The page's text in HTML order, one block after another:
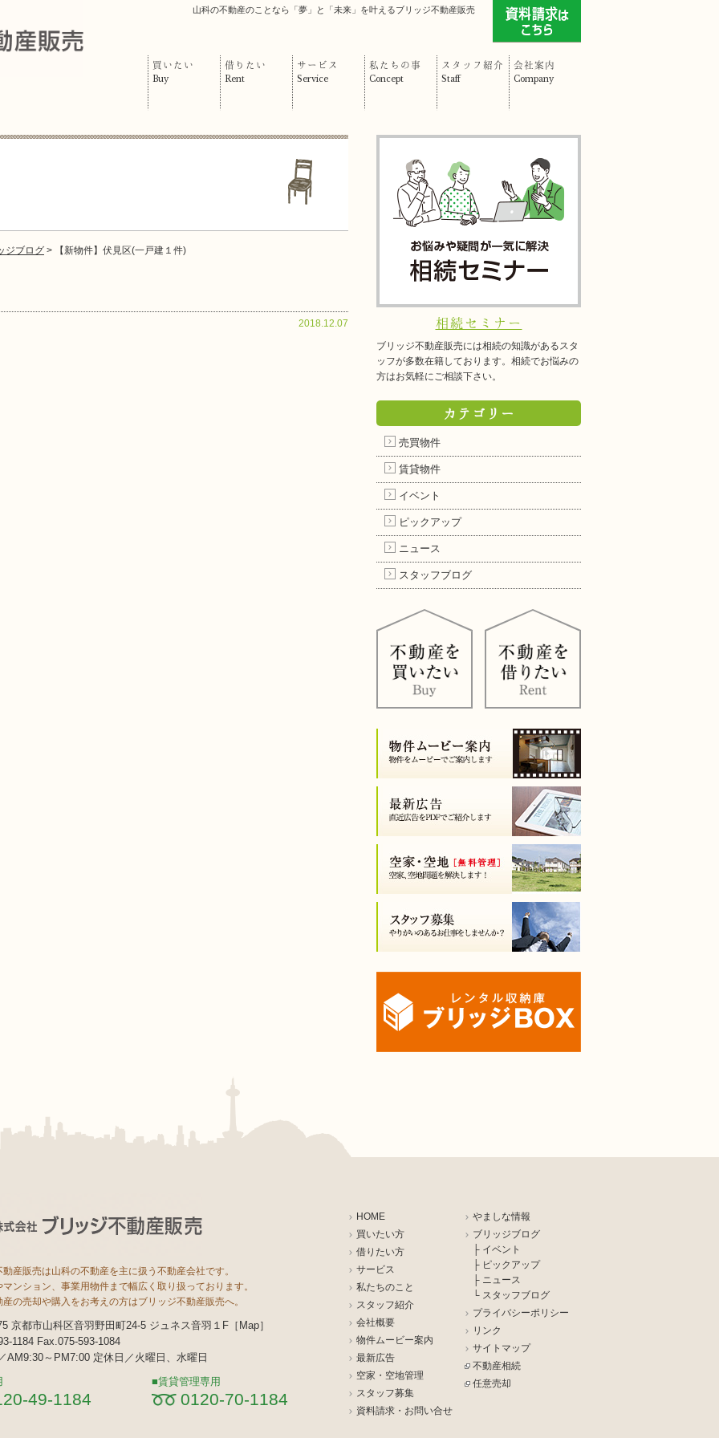
山科の不動産のことなら「夢」と「未来」を叶えるブリッジ不動産販売
買いたい
Buy
借りたい
Rent
サービス
Service
私たちの事
Concept
スタッフ紹介
Staff
会社案内
Company
ジブログ > 【新物件】伏見区(一戸建１件)
2018.12.07 相続セミナー
ブリッジ不動産販売には相続の知識があるスタ
ッフが多数在籍しております。相続でお悩みの
方はお気軽にご相談下さい。
カテゴリー
売買物件
賃貸物件
イベント
ピックアップ
ニュース
スタッフブログ
動産販売は山科の不動産を主に扱う不動産会社です。
ンション、事業用物件まで幅広く取り扱っております。
産の売却や購入をお考えの方はブリッジ不動産販売へ。
京都市山科区音羽野田町24-5 ジュネス音羽１F［ Map］
1184 Fax.075-593-1084
AM9:30～PM7:00 定休日／火曜日、水曜日
49-1184
賃貸管理専用
0120-70-1184
HOME
買いたい方
借りたい方
サービス
私たちのこと
スタッフ紹介
会社概要
物件ムービー案内
最新広告
空家・空地管理
スタッフ募集
資料請求・お問い合せ
やましな情報
ブリッジブログ
├ イベント
├ ピックアップ
├ ニュース
└ スタッフブログ
プライバシーポリシー
リンク
サイトマップ
不動産相続
任意売却